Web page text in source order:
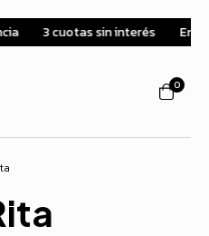
Envíos a todo el país
0